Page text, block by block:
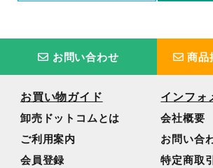
お問い合わせ 商品
お買い物ガイド
卸売ドットコムとは
ご利用案内
会員登録
インフォ
会社概要
お問い合
特定商取